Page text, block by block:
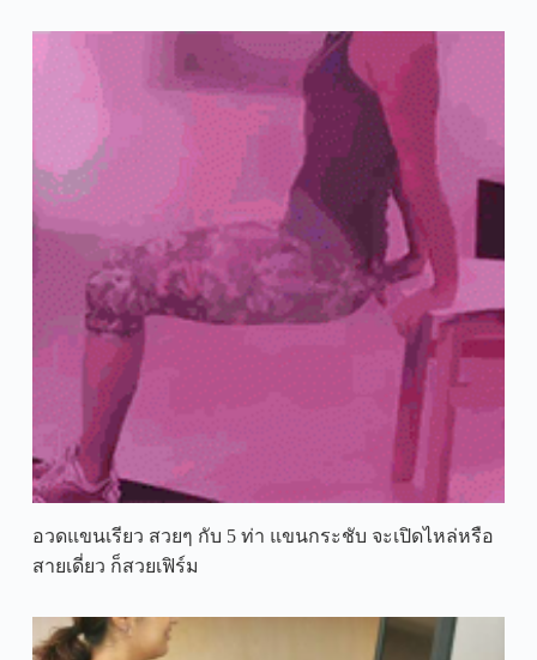
อวดแขนเรียว สวยๆ กับ 5 ท่า แขนกระชับ จะเปิดไหล่หรือ
สายเดี่ยว ก็สวยเฟิร์ม